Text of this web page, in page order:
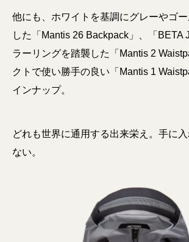
他にも、ホワイトを基調にグレーやゴ
した「Mantis 26 Backpack」、「BETA
ラーリングを踏襲した「Mantis 2
クトで使い勝手の良い「Mantis 1
インナップ。
どれも世界に通用する出来栄え。手に
ない。